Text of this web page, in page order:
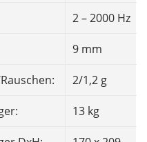
2 – 2000 Hz
9 mm
2/1,2 g
13 kg